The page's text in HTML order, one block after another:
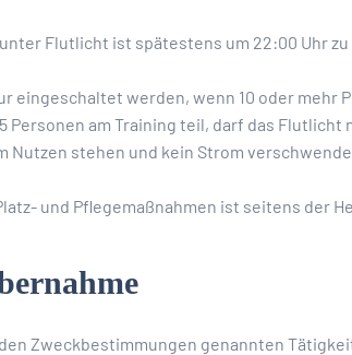
Flutlicht ist spätestens um 22:00 Uhr
eingeschaltet werden, wenn 10 oder mehr
Personen am Training teil, darf das
Nutzen stehen und kein Strom
und Pflegemaßnahmen ist seitens der
Zweckbestimmungen genannten